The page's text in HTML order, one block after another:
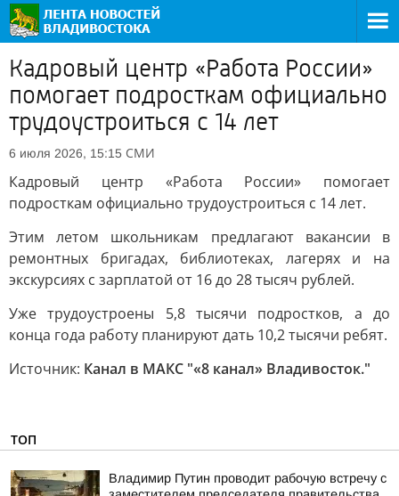
Кадровый центр «Работа России»
помогает подросткам официально
трудоустроиться с 14 лет
6 июля 2026, 15:15 СМИ
Кадровый центр «Работа России» помогает
подросткам официально трудоустроиться с 14 лет.
Этим летом школьникам предлагают вакансии в
ремонтных бригадах, библиотеках, лагерях и на
экскурсиях с зарплатой от 16 до 28 тысяч рублей.
Уже трудоустроены 5,8 тысячи подростков, а до
конца года работу планируют дать 10,2 тысячи ребят.
Источник: Канал в МАКС "«8 канал» Владивосток."
ТОП
Владимир Путин проводит рабочую встречу с